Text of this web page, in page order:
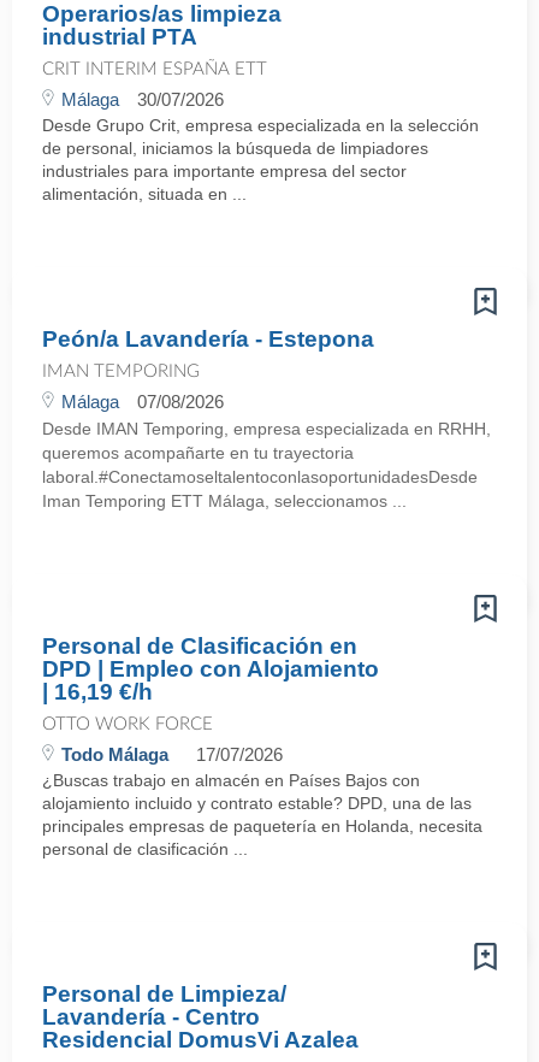
Operarios/as limpieza
industrial PTA
CRIT INTERIM ESPAÑA ETT
Málaga 30/07/2026
Desde Grupo Crit, empresa especializada en la selección
de personal, iniciamos la búsqueda de limpiadores
industriales para importante empresa del sector
alimentación, situada en ...
Peón/a Lavandería - Estepona
IMAN TEMPORING
Málaga 07/08/2026
Desde IMAN Temporing, empresa especializada en RRHH,
queremos acompañarte en tu trayectoria
laboral.#ConectamoseltalentoconlasoportunidadesDesde
Iman Temporing ETT Málaga, seleccionamos ...
Personal de Clasificación en
DPD | Empleo con Alojamiento
| 16,19 €/h
OTTO WORK FORCE
Todo Málaga 17/07/2026
¿Buscas trabajo en almacén en Países Bajos con
alojamiento incluido y contrato estable? DPD, una de las
principales empresas de paquetería en Holanda, necesita
personal de clasificación ...
Personal de Limpieza/
Lavandería - Centro
Residencial DomusVi Azalea